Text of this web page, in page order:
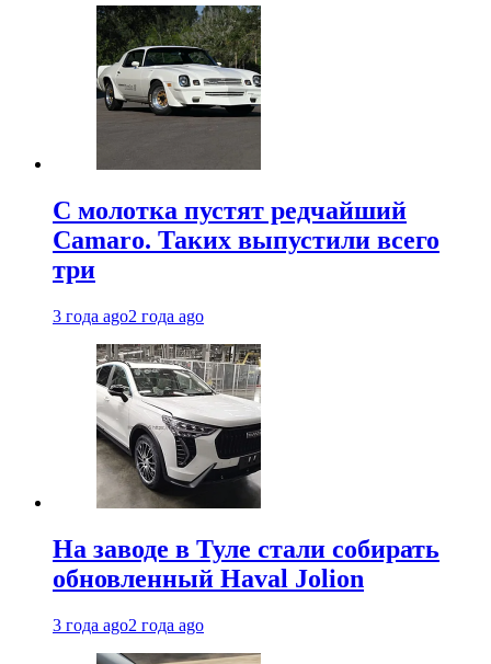
С молотка пустят редчайший
Camaro. Таких выпустили всего
три
3 года ago2 года ago
На заводе в Туле стали собирать
обновленный Haval Jolion
3 года ago2 года ago